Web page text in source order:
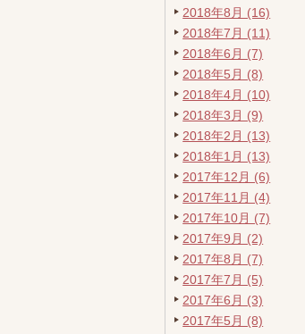
2018年8月 (16)
2018年7月 (11)
2018年6月 (7)
2018年5月 (8)
2018年4月 (10)
2018年3月 (9)
2018年2月 (13)
2018年1月 (13)
2017年12月 (6)
2017年11月 (4)
2017年10月 (7)
2017年9月 (2)
2017年8月 (7)
2017年7月 (5)
2017年6月 (3)
2017年5月 (8)